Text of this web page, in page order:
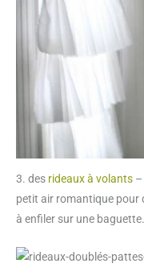
3. des rideaux à volants –
petit air romantique pour
à enfiler sur une baguette.